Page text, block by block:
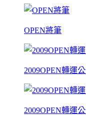
OPEN將筆
2009OPEN轉運
2009OPEN轉運